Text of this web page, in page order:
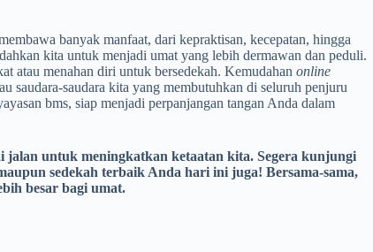
banyak manfaat, dari kepraktisan, kecepatan, hingga
kita untuk menjadi umat yang lebih dermawan dan peduli.
atau menahan diri untuk bersedekah. Kemudahan online
saudara-saudara kita yang membutuhkan di seluruh penjuru
bms, siap menjadi perpanjangan tangan Anda dalam
jalan untuk meningkatkan ketaatan kita. Segera kunjungi
sedekah terbaik Anda hari ini juga! Bersama-sama,
besar bagi umat.